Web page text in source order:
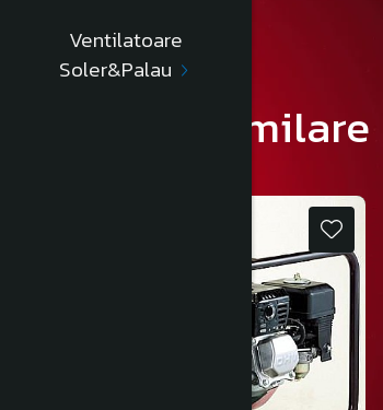
Ventilatoare
Soler&Palau
Produse similare